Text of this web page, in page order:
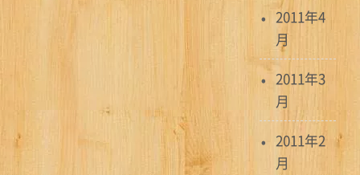
2011年4
月
2011年3
月
2011年2
月